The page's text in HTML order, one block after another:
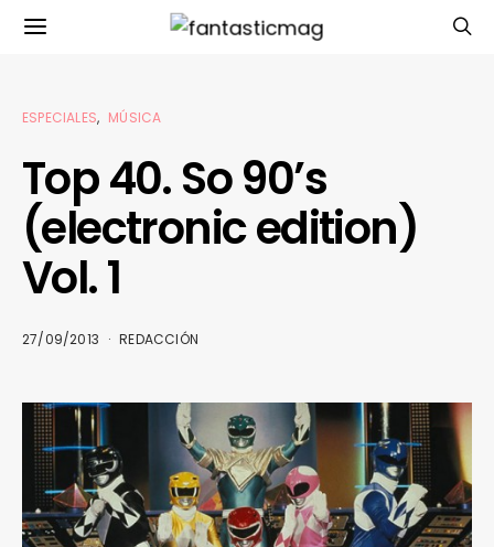
ESPECIALES MÚSICA
Top 40. So 90’s
(electronic edition)
Vol. 1
27/09/2013 REDACCIÓN